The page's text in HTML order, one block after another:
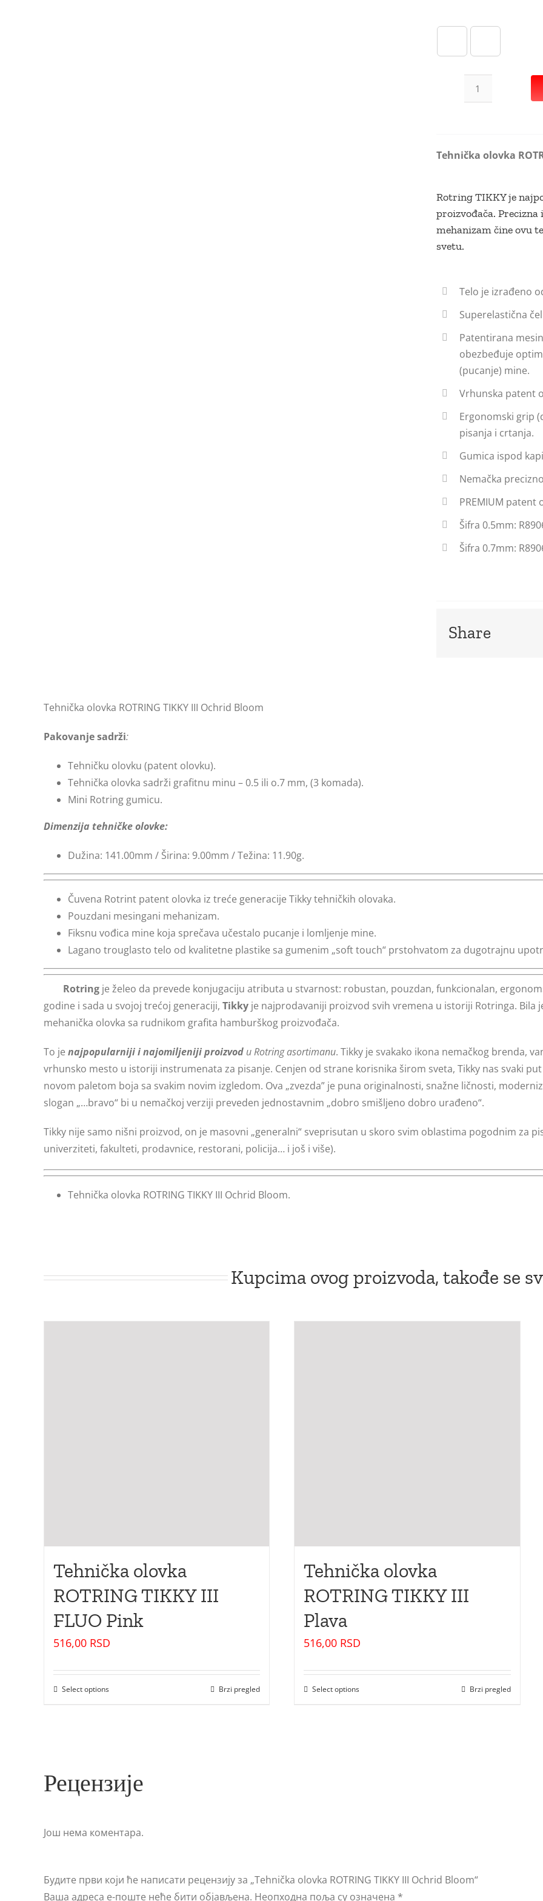
Tehnička
III
Bloom
количина
Tehnička olovka
Rotring TIKKY je
proizvođača.
mehanizam čine ovu
svetu.
Telo je izrađeno
Superelastična
Patentirana
obezbeđuje
(pucanje) mine.
Vrhunska patent
Ergonomski grip
pisanja i crtanja.
Gumica ispod
Nemačka
PREMIUM patent
Šifra 0.5mm:
Šifra 0.7mm:
Share
Tehnička olovka ROTRING TIKKY III Ochrid Bloom
Pakovanje sadrži:
Tehničku olovku (patent olovku).
Tehnička olovka sadrži grafitnu minu – 0.5 ili o.7 mm, (3 komada).
Mini Rotring gumicu.
Dimenzija tehničke olovke:
Dužina: 141.00mm / Širina: 9.00mm / Težina: 11.90g.
Čuvena Rotrint patent olovka iz treće generacije Tikky tehničkih olovaka.
Pouzdani mesingani mehanizam.
Fiksnu vođica mine koja sprečava učestalo pucanje i lomljenje mine.
Lagano trouglasto telo od kvalitetne plastike sa gumenim „soft touch“ prstohvatom za dugotrajnu
Rotringje želeo da prevede konjugaciju atributa u stvarnost: robustan, pouzdan, funkcionalan,
godine i sada u svojoj trećoj generaciji, Tikkyje najprodavaniji proizvod svih vremena u istoriji Rotringa. Bila
mehanička olovka sa rudnikom grafita hamburškog proizvođača.
To je najpopularniji i najomiljeniji proizvodu Rotring asortimanu. Tikky je svakako ikona nemačkog brenda,
vrhunsko mesto u istoriji instrumenata za pisanje. Cenjen od strane korisnika širom sveta, Tikky nas svaki
novom paletom boja sa svakim novim izgledom. Ova „zvezda” je puna originalnosti, snažne ličnosti,
slogan „…bravo“ bi u nemačkoj verziji preveden jednostavnim „dobro smišljeno dobro urađeno“.
Tikky nije samo nišni proizvod, on je masovni „generalni“ sveprisutan u skoro svim oblastima pogodnim za
univerziteti, fakulteti, prodavnice, restorani, policija… i još i više).
Tehnička olovka ROTRING TIKKY III Ochrid Bloom.
Kupcima ovog proizvoda, takođe se
Tehnička olovka
ROTRING TIKKY III
FLUO Pink
516,00 RSD
Select options Brzi pregled
Tehnička olovka
ROTRING TIKKY III
Plava
516,00 RSD
Select options Brzi pregled
Рецензије
Још нема коментара.
Будите први који ће написати рецензију за „Tehnička olovka ROTRING TIKKY III Ochrid Bloom“
Ваша адреса е-поште неће бити објављена. Неопходна поља су означена *